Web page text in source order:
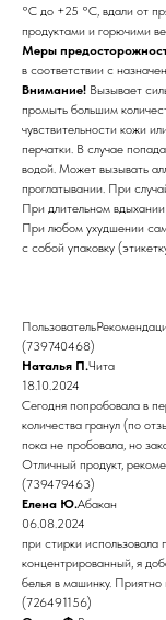
°С до +25 °С, вдали от
продуктами и горючими
Меры
в соответствии с
Внимание! Вызывает
промыть большим
чувствительности кожи
перчатки. В случае
водой. Может вызывать
проглатывании. При
При длительном
При любом ухудшении
с собой упаковку
(739740468)
Наталья П.Чита
18.10.2024
Сегодня попробовала в
количества гранул (по
пока не пробовала, но
Отличный продукт,
(739479463)
Елена Ю.Абакан
06.08.2024
при стирки использовала
концентрированный, я
белья в машинку. Приятно
(726491156)